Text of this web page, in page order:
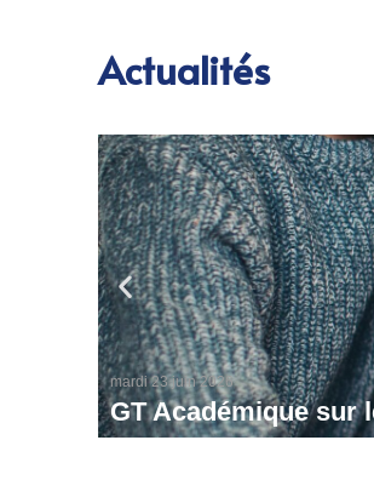
Actualités
mardi 23 juin 2026
GT Académique sur